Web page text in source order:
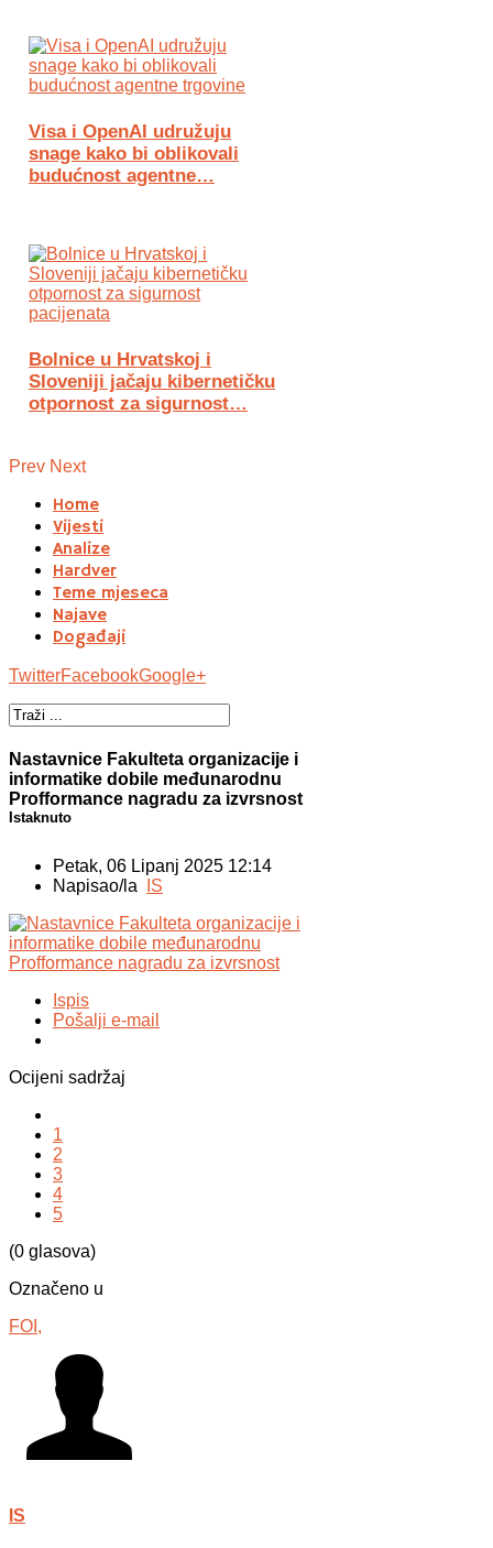
Visa i OpenAI udružuju
snage kako bi oblikovali
budućnost agentne…
Bolnice u Hrvatskoj i
Sloveniji jačaju kibernetičku
otpornost za sigurnost…
Prev Next
Home
Vijesti
Analize
Hardver
Teme mjeseca
Najave
Događaji
TwitterFacebookGoogle+
Nastavnice Fakulteta organizacije i
informatike dobile međunarodnu
Profformance nagradu za izvrsnost
Istaknuto
Petak, 06 Lipanj 2025 12:14
Napisao/la
IS
Ispis
Pošalji e-mail
Ocijeni sadržaj
1
2
3
4
5
(0 glasova)
Označeno u
FOI,
IS